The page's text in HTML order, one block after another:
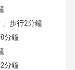
」步行2分鐘
分鐘
分鐘